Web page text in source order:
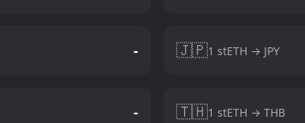
- 🇯🇵1 stETH → JPY
- 🇹🇭1 stETH → THB